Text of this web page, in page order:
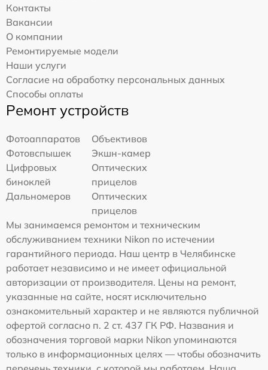
Контакты
Вакансии
О компании
Ремонтируемые модели
Наши услуги
Согласие на обработку персональных данных
Способы оплаты
Ремонт устройств
Фотоаппаратов
Объективов
Фотовспышек
Экшн-камер
Цифровых
биноклей
Оптических
прицелов
Дальномеров
Оптических
прицелов
Мы занимаемся ремонтом и техническим
обслуживанием техники Nikon по истечении
гарантийного периода. Наш центр в Челябинске
работает независимо и не имеет официальной
авторизации от производителя. Цены на ремонт,
указанные на сайте, носят исключительно
ознакомительный характер и не являются публичной
офертой согласно п. 2 ст. 437 ГК РФ. Названия и
обозначения торговой марки Nikon упоминаются
только в информационных целях — чтобы обозначить